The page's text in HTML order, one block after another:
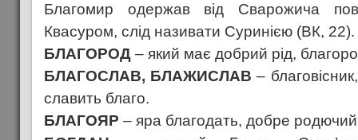
Благомир одержав від Сварожича
Квасуром, слід називати Суринією (ВК, 22).
БЛАГОРОД – який має добрий рід,
БЛАГОСЛАВ, БЛАЖИСЛАВ –
славить благо.
БЛАГОЯР – яра благодать, добре